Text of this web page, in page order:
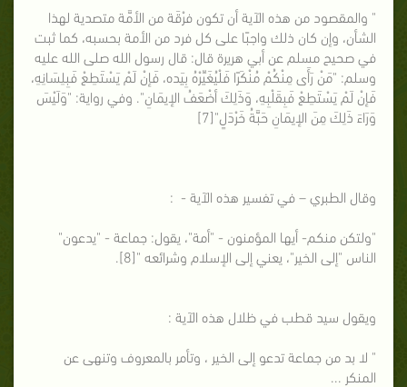
" والمقصود من هذه الآية أن تكون فرْقَة من الأمَّة متصدية لهذا
الشأن، وإن كان ذلك واجبًا على كل فرد من الأمة بحسبه، كما ثبت
في صحيح مسلم عن أبي هريرة قال: قال رسول الله صلى الله عليه
وسلم: "مَنْ رَأَى مِنْكُمْ مُنْكَرًا فَلْيُغَيِّرْهُ بِيَده، فَإنْ لَمْ يَسْتَطِعْ فَبِلِسَانِهِ،
فَإنْ لَمْ يَسْتَطِعْ فَبِقَلْبِهِ، وَذَلِكَ أضْعَفُ الإيمَانِ". وفي رواية: "وَلَيْسَ
وَرَاءَ ذَلِكَ مِنَ الإيمَانِ حَبَّةُ خَرْدَلٍ"[7]
وقال الطبري – في تفسير هذه الآية - :
"ولتكن منكم- أيها المؤمنون - "أمة"، يقول: جماعة - "يدعون"
الناس "إلى الخير"، يعني إلى الإسلام وشرائعه "[8].
ويقول سيد قطب في ظلال هذه الآية :
" لا بد من جماعة تدعو إلى الخير ، وتأمر بالمعروف وتنهى عن
المنكر ...